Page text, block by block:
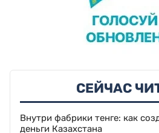
СЕЙЧАС
Внутри фабрики тенге: как
деньги Казахстана